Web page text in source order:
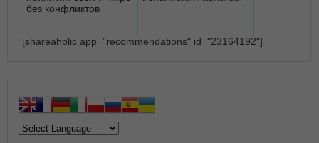
без конфликтов
[shareaholic app="recommendations" id="23164192"]